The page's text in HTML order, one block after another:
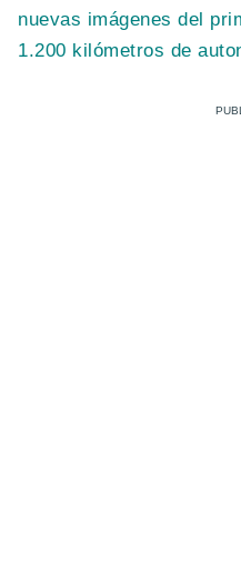
nuevas imágenes del
1.200 kilómetros de